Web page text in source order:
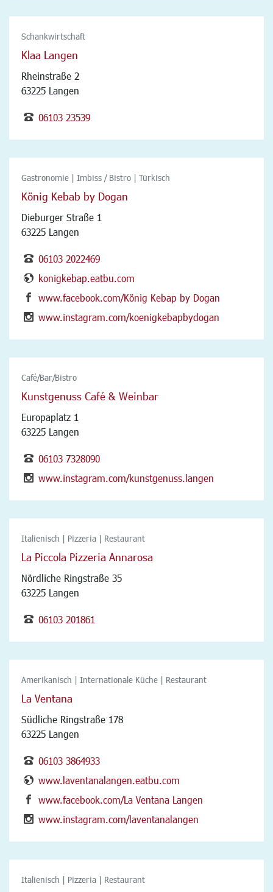
Schankwirtschaft
Klaa Langen
Rheinstraße 2
63225 Langen
06103 23539
Gastronomie | Imbiss / Bistro | Türkisch
König Kebab by Dogan
Dieburger Straße 1
63225 Langen
06103 2022469
konigkebap.eatbu.com
www.facebook.com/König Kebap by Dogan
www.instagram.com/koenigkebapbydogan
Café/Bar/Bistro
Kunstgenuss Café & Weinbar
Europaplatz 1
63225 Langen
06103 7328090
www.instagram.com/kunstgenuss.langen
Italienisch | Pizzeria | Restaurant
La Piccola Pizzeria Annarosa
Nördliche Ringstraße 35
63225 Langen
06103 201861
Amerikanisch | Internationale Küche | Restaurant
La Ventana
Südliche Ringstraße 178
63225 Langen
06103 3864933
www.laventanalangen.eatbu.com
www.facebook.com/La Ventana Langen
www.instagram.com/laventanalangen
Italienisch | Pizzeria | Restaurant